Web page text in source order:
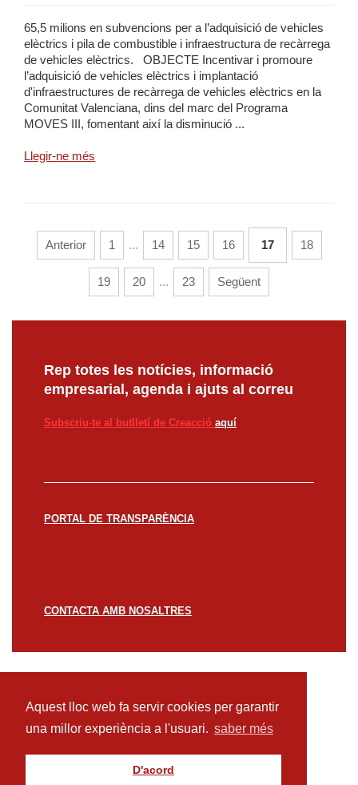
Aquest lloc web fa servir cookies per garantir
una millor experiència a l'usuari. saber més
D'acord
65,5 milions en subvencions per a l’adquisició de vehicles
elèctrics i pila de combustible i infraestructura de recàrrega
de vehicles elèctrics. OBJECTE Incentivar i promoure
l’adquisició de vehicles elèctrics i implantació
d'infraestructures de recàrrega de vehicles elèctrics en la
Comunitat Valenciana, dins del marc del Programa
MOVES III, fomentant així la disminució ...
Llegir-ne més
Anterior 1 ... 14 15 16 17 18
19 20 ... 23 Següent
Rep totes les notícies, informació
empresarial, agenda i ajuts al correu
Subscriu-te al butlletí de Creacció aquí
PORTAL DE TRANSPARÈNCIA
CONTACTA AMB NOSALTRES